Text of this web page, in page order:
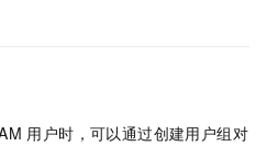
用户时，可以通过创建用户组对